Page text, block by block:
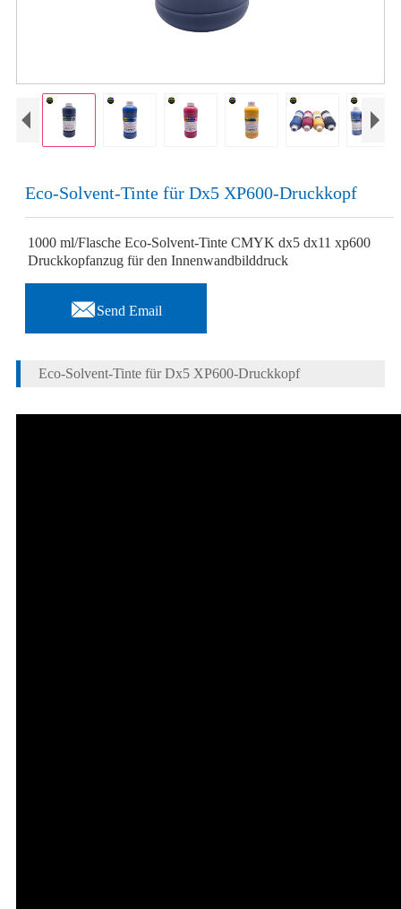
Eco-Solvent-Tinte für Dx5 XP600-Druckkopf
1000 ml/Flasche Eco-Solvent-Tinte CMYK dx5 dx11 xp600
Druckkopfanzug für den Innenwandbilddruck
Send Email
Eco-Solvent-Tinte für Dx5 XP600-Druckkopf